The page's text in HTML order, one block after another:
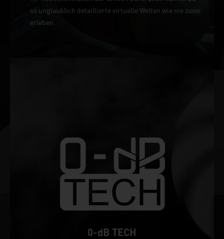
so unglaublich detaillierte virtuelle Welten wie nie zuvor
erleben.
0-dB TECH